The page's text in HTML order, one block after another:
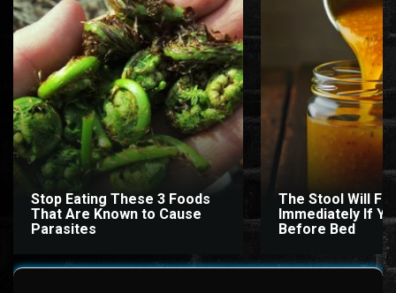
Stop Eating These 3 Foods
That Are Known to Cause
Parasites
The Stool Will Fly
Immediately If
Before Bed